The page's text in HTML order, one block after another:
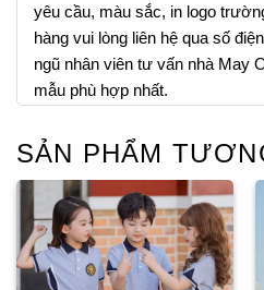
yêu cầu, màu sắc, in logo
hàng vui lòng liên hệ qua số
ngũ nhân viên tư vấn nhà May
mẫu phù hợp nhất.
SẢN PHẨM